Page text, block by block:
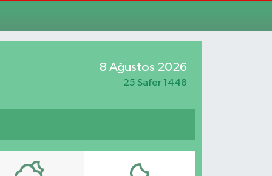
8 Ağustos 2026
25 Safer 1448